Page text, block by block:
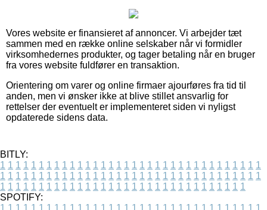
Vores website er finansieret af annoncer. Vi arbejder tæt
sammen med en række online selskaber når vi formidler
virksomhedernes produkter, og tager betaling når en bruger
fra vores website fuldfører en transaktion.
Orientering om varer og online firmaer ajourføres fra tid til
anden, men vi ønsker ikke at blive stillet ansvarlig for
rettelser der eventuelt er implementeret siden vi nyligst
opdaterede sidens data.
BITLY:
1 1 1 1 1 1 1 1 1 1 1 1 1 1 1 1 1 1 1 1 1 1 1 1 1 1 1 1 1 1 1 1 1 1
1 1 1 1 1 1 1 1 1 1 1 1 1 1 1 1 1 1 1 1 1 1 1 1 1 1 1 1 1 1 1 1 1 1
1 1 1 1 1 1 1 1 1 1 1 1 1 1 1 1 1 1 1 1 1 1 1 1 1 1 1 1 1 1 1 1
SPOTIFY:
1 1 1 1 1 1 1 1 1 1 1 1 1 1 1 1 1 1 1 1 1 1 1 1 1 1 1 1 1 1 1 1 1 1